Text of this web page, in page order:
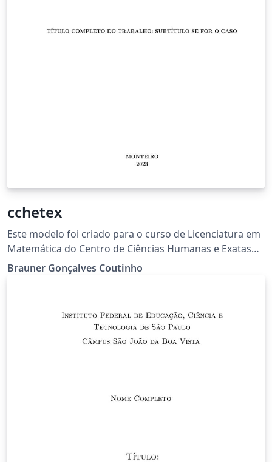
cchetex
Este modelo foi criado para o curso de Licenciatura em
Matemática do Centro de Ciências Humanas e Exatas
da Universidade Estadual da Paraíba. O modelo foi
criado a partir da classe abnTeX2. Todas as
foi criada para facilitar o uso por estudantes com
pouca experiência no LaTeX. Esta versão contempla
Brauner Gonçalves Coutinho